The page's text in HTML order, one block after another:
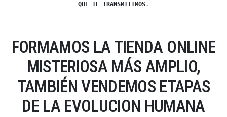
QUE TE TRANSMITIMOS.
FORMAMOS LA TIENDA ONLINE
MISTERIOSA MÁS AMPLIO,
TAMBIÉN VENDEMOS ETAPAS
DE LA EVOLUCION HUMANA